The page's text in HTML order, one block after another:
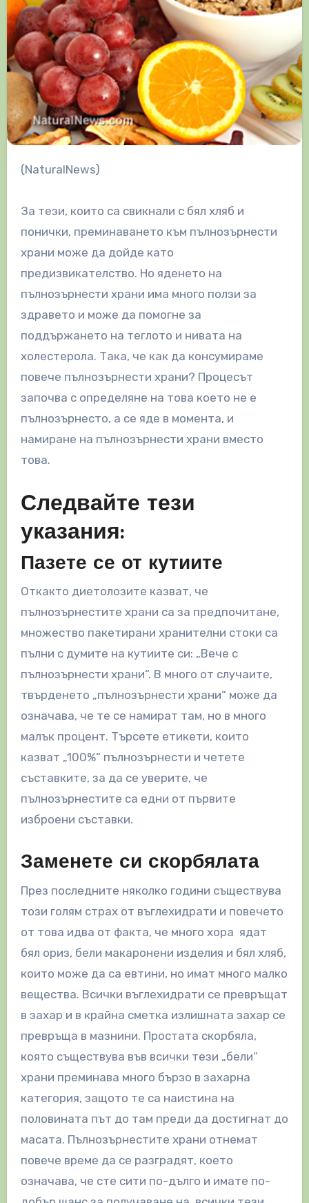
(NaturalNews)
За тези, които са свикнали с бял хляб и
понички, преминаването към пълнозърнести
храни може да дойде като
предизвикателство. Но яденето на
пълнозърнести храни има много ползи за
здравето и може да помогне за
поддържането на теглото и нивата на
холестерола. Така, че как да консумираме
повече пълнозърнести храни? Процесът
започва с определяне на това което не е
пълнозърнесто, а се яде в момента, и
намиране на пълнозърнести храни вместо
това.
Следвайте тези
указания:
Пазете се от кутиите
Откакто диетолозите казват, че
пълнозърнестите храни са за предпочитане,
множество пакетирани хранителни стоки са
пълни с думите на кутиите си: „Вече с
пълнозърнести храни“. В много от случаите,
твърденето „пълнозърнести храни“ може да
означава, че те се намират там, но в много
малък процент. Търсете етикети, които
казват „100%“ пълнозърнести и четете
съставките, за да се уверите, че
пълнозърнестите са едни от първите
изброени съставки.
Заменете си скорбялата
През последните няколко години съществува
този голям страх от въглехидрати и повечето
от това идва от факта, че много хора ядат
бял ориз, бели макаронени изделия и бял хляб,
които може да са евтини, но имат много малко
вещества. Всички въглехидрати се превръщат
в захар и в крайна сметка излишната захар се
превръща в мазнини. Простата скорбяла,
която съществува във всички тези „бели“
храни преминава много бързо в захарна
категория, защото те са наистина на
половината път до там преди да достигнат до
масата. Пълнозърнестите храни отнемат
повече време да се разградят, което
означава, че сте сити по-дълго и имате по-